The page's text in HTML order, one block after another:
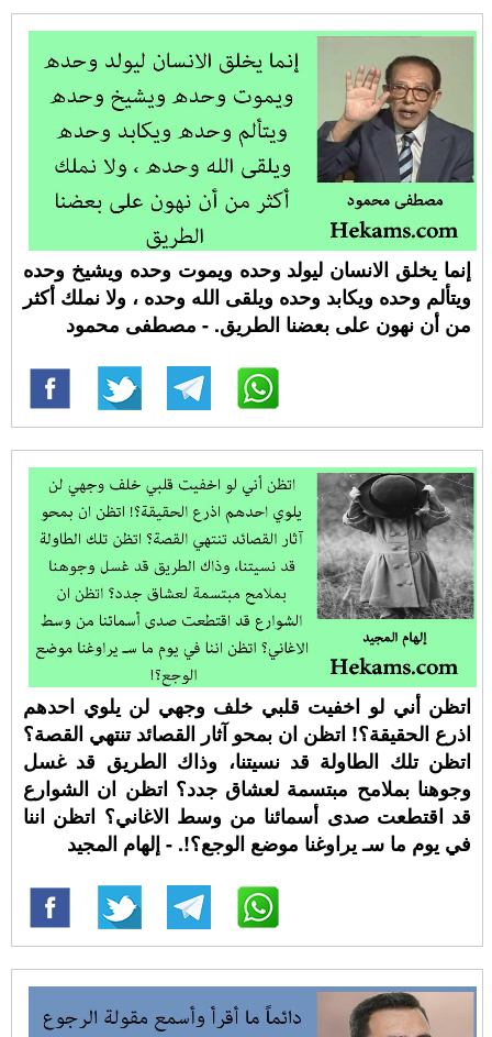
إنما يخلق الانسان ليولد وحده ويموت وحده ويشيخ وحده
ويتألم وحده ويكابد وحده ويلقى الله وحده ، ولا نملك أكثر
من أن نهون على بعضنا الطريق. - مصطفى محمود
اتظن أني لو اخفيت قلبي خلف وجهي لن يلوي احدهم
اذرع الحقيقة؟! اتظن ان بمحو آثار القصائد تنتهي القصة؟
اتظن تلك الطاولة قد نسيتنا، وذاك الطريق قد غسل
وجوهنا بملامح مبتسمة لعشاق جدد؟ اتظن ان الشوارع
قد اقتطعت صدى أسمائنا من وسط الاغاني؟ اتظن اننا
في يوم ما سـ يراوغنا موضع الوجع؟!. - إلهام المجيد